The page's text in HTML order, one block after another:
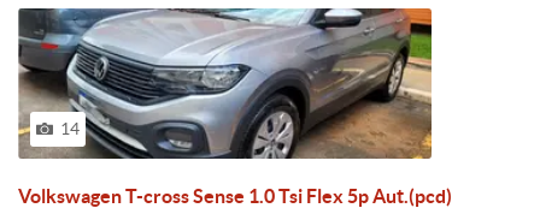
14
Volkswagen T-cross Sense 1.0 Tsi Flex 5p Aut.(pcd)